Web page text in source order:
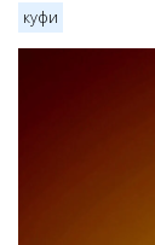
куфи